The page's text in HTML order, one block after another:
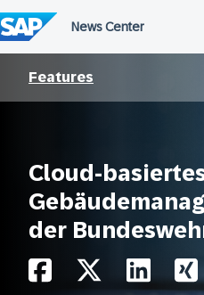
Features
Cloud-
der